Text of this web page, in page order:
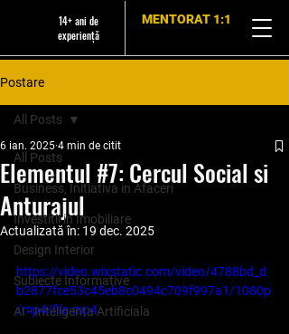
14+ ani de
experiență
MENTORAT 1:1
Postare
All Posts
Business, Initiativa in Afaceri
Investitii in Imobiliare
Design Interior
Subiecte Informative
AI - Inteligenta Artificiala
All Posts
Elementul #7: Cercul Social si
Anturajul
6 ian. 2025 4 min de citit
Actualizată în: 19 dec. 2025
https://video.wixstatic.com/video/4788bd_d
b2877fce53c45eb8c0494c709f997a1/1080p
/mp4/file.mp4